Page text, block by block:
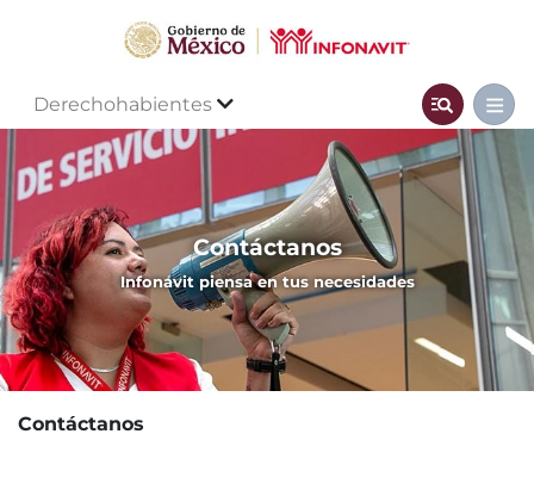
Derechohabientes
Contáctanos
Infonavit piensa en tus necesidades
Contáctanos